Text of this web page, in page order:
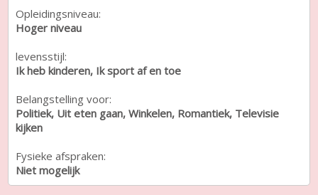
Opleidingsniveau:
Hoger niveau
levensstijl:
Ik heb kinderen, Ik sport af en toe
Belangstelling voor:
Politiek, Uit eten gaan, Winkelen, Romantiek, Televisie
kijken
Fysieke afspraken:
Niet mogelijk